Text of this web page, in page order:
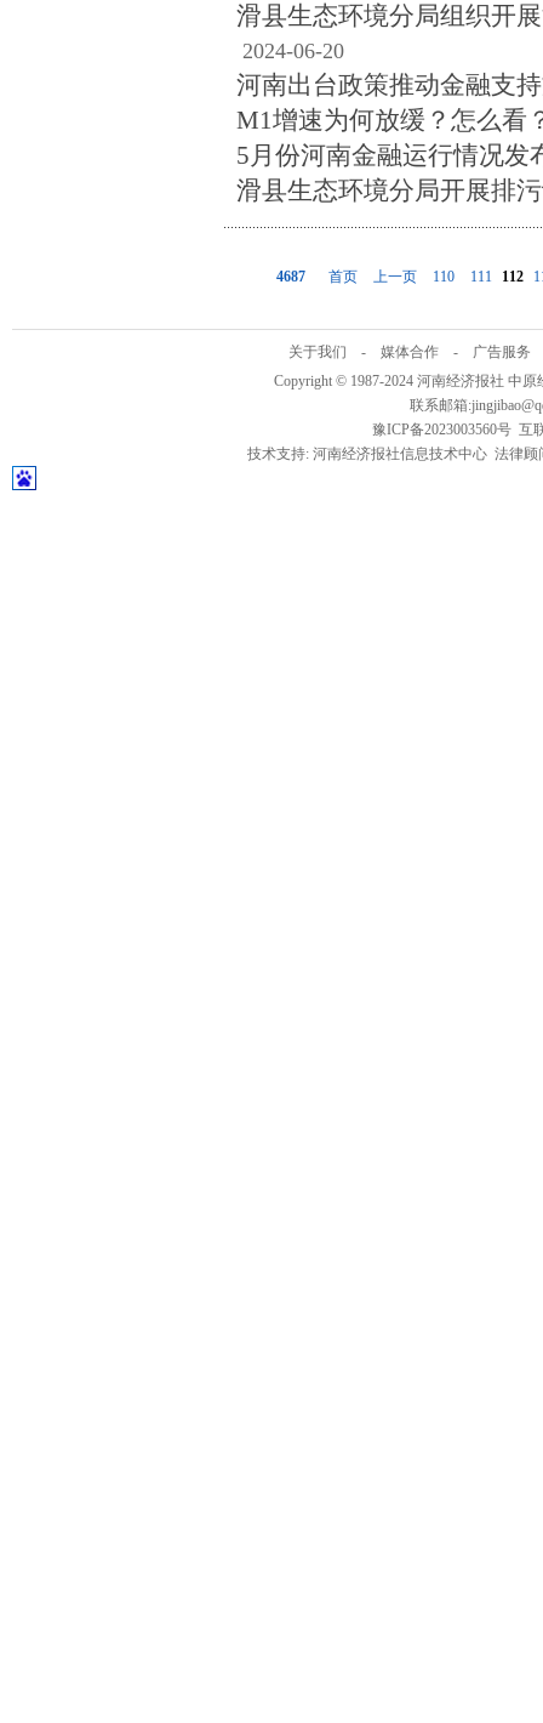
滑县生态环境分局组织开
2024-06-20
河南出台政策推动金融支
M1增速为何放缓？怎么看
5月份河南金融运行情况发
滑县生态环境分局开展排
4687 首页 上一页 110 111 112
关于我们 - 媒体合作 - 广告服务
Copyright © 1987-2024 河南经济报社 中
联系邮箱
豫ICP备2023003560号互联
技术支持: 河南经济报社信息技术中心 法律